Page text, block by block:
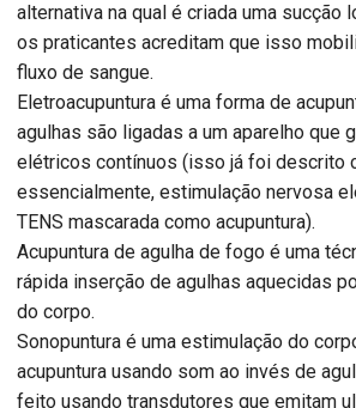
alternativa na qual é criada uma sucção
os praticantes acreditam que isso
fluxo de sangue.
Eletroacupuntura é uma forma de
agulhas são ligadas a um aparelho que
elétricos contínuos (isso já foi descrito
essencialmente, estimulação nervosa
TENS mascarada como acupuntura).
Acupuntura de agulha de fogo é uma
rápida inserção de agulhas aquecidas
do corpo.
Sonopuntura é uma estimulação do
acupuntura usando som ao invés de
feito usando transdutores que emitam